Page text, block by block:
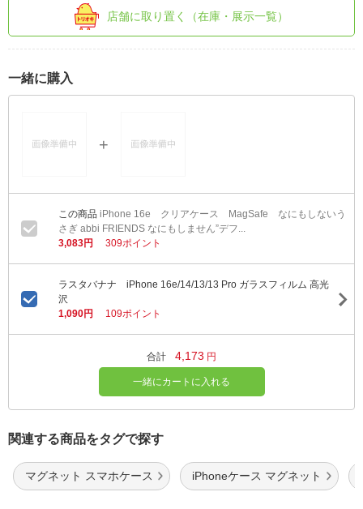
店舗に取り置く（在庫・展示一覧）
一緒に購入
iPhone 16e クリアケース MagSafe なにもしないう
さぎ abbi FRIENDS なにもしません”デフ...
3,083円
309ポイント
ラスタバナナ iPhone 16e/14/13/13 Pro ガラスフィルム 高光
沢
1,090円
109ポイント
合計 4,173 円
一緒にカートに入れる
関連する商品をタグで探す
マグネット スマホケース iPhoneケース マグネット